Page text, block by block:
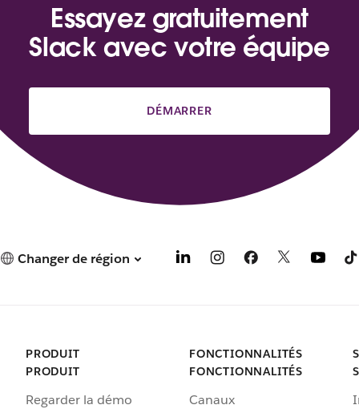
Essayez gratuitement
Slack avec votre équipe
DÉMARRER
Changer de région
PRODUIT
PRODUIT
Regarder la démo
FONCTIONNALITÉS
FONCTIONNALITÉS
Canaux